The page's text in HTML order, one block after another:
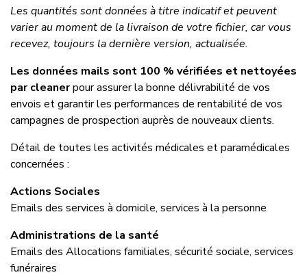
Les quantités sont données à titre indicatif et peuvent
varier au moment de la livraison de votre fichier, car vous
recevez, toujours la dernière version, actualisée.
Les données mails sont 100 % vérifiées et nettoyées
par cleanerpour assurer la bonne délivrabilité de vos
envois et garantir les performances de rentabilité de vos
campagnes de prospection auprès de nouveaux clients.
Détail de toutes les activités médicales et paramédicales
concernées :
Actions Sociales
Emails des services à domicile, services à la personne
Administrations de la santé
Emails des Allocations familiales, sécurité sociale, services
funéraires